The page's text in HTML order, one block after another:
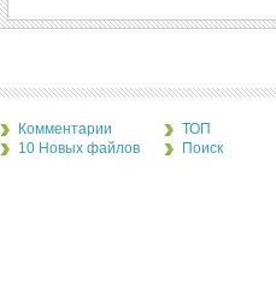
Комментарии
10 Новых файлов
ТОП
Поиск